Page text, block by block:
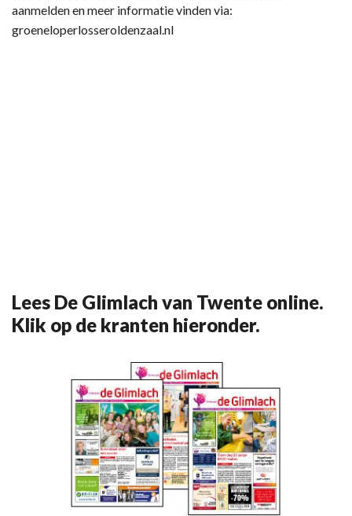
aanmelden en meer informatie vinden via:
groeneloperlosseroldenzaal.nl
Lees De Glimlach van Twente online.
Klik op de kranten hieronder.